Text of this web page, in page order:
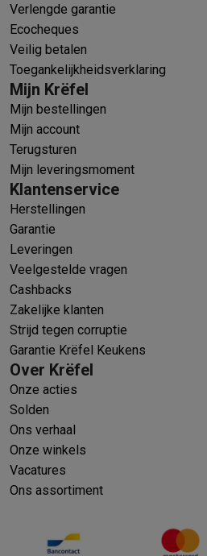
Verlengde garantie
Ecocheques
Veilig betalen
Toegankelijkheidsverklaring
Mijn Krëfel
Mijn bestellingen
Mijn account
Terugsturen
Mijn leveringsmoment
Klantenservice
Herstellingen
Garantie
Leveringen
Veelgestelde vragen
Cashbacks
Zakelijke klanten
Strijd tegen corruptie
Garantie Krëfel Keukens
Over Krëfel
Onze acties
Solden
Ons verhaal
Onze winkels
Vacatures
Ons assortiment